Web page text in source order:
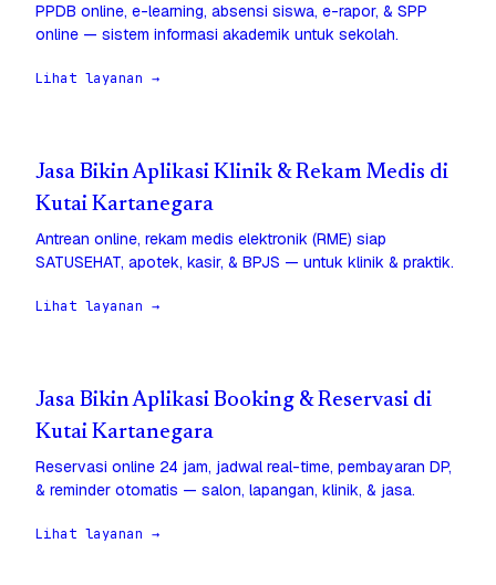
PPDB online, e-learning, absensi siswa, e-rapor, & SPP
online — sistem informasi akademik untuk sekolah.
Lihat layanan →
Jasa Bikin Aplikasi Klinik & Rekam Medis di
Kutai Kartanegara
Antrean online, rekam medis elektronik (RME) siap
SATUSEHAT, apotek, kasir, & BPJS — untuk klinik & praktik.
Lihat layanan →
Jasa Bikin Aplikasi Booking & Reservasi di
Kutai Kartanegara
Reservasi online 24 jam, jadwal real-time, pembayaran DP,
& reminder otomatis — salon, lapangan, klinik, & jasa.
Lihat layanan →